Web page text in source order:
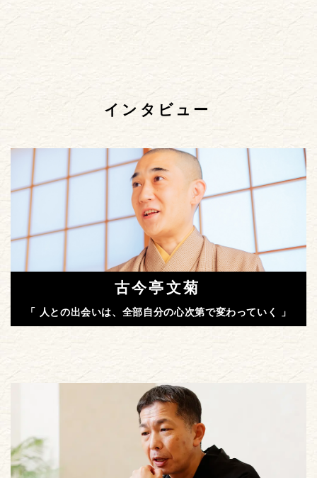
インタビュー
古今亭文菊
「 人との出会いは、全部自分の心次第で変わっていく 」